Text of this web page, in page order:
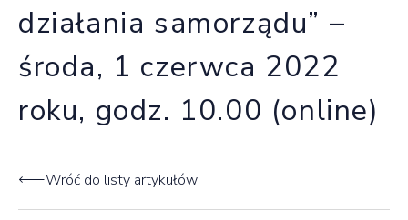
działania samorządu” –
środa, 1 czerwca 2022
roku, godz. 10.00 (online)
Wróć do listy artykułów